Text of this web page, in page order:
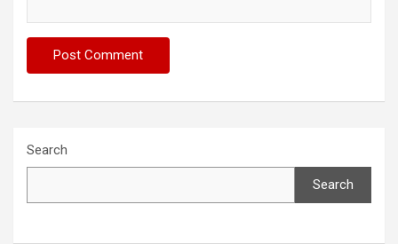
Search
Search